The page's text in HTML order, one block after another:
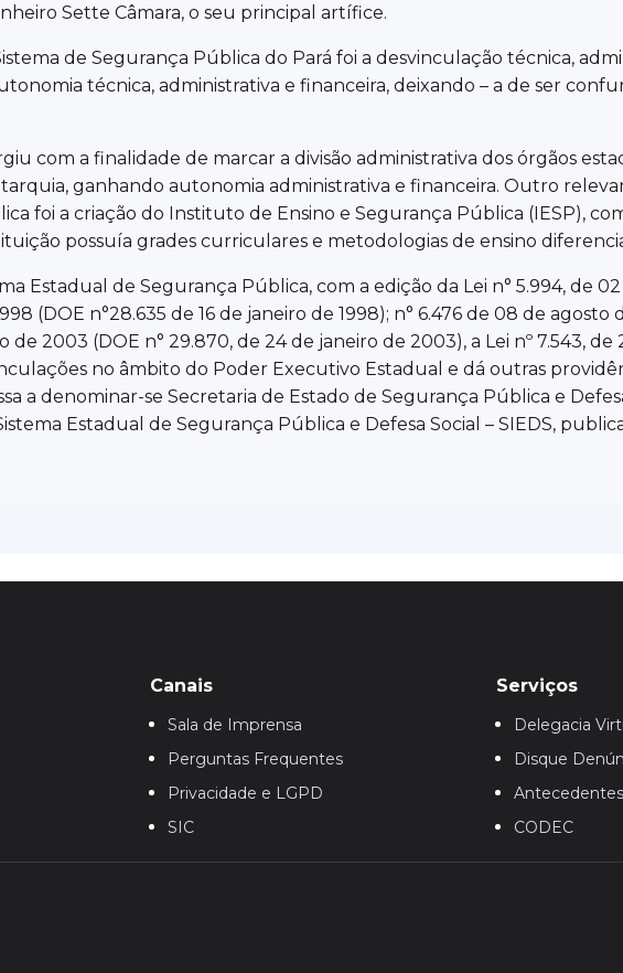
Sette Câmara, o seu principal artífice.
de Segurança Pública do Pará foi a desvinculação técnica,
técnica, administrativa e financeira, deixando – a de ser
com a finalidade de marcar a divisão administrativa dos órgãos
ganhando autonomia administrativa e financeira. Outro
foi a criação do Instituto de Ensino e Segurança Pública (IESP),
possuía grades curriculares e metodologias de ensino
Estadual de Segurança Pública, com a edição da Lei n° 5.994, de
(DOE n°28.635 de 16 de janeiro de 1998); n° 6.476 de 08 de agosto
2003 (DOE n° 29.870, de 24 de janeiro de 2003), a Lei nº 7.543, de
no âmbito do Poder Executivo Estadual e dá outras
a denominar-se Secretaria de Estado de Segurança Pública e
Estadual de Segurança Pública e Defesa Social – SIEDS,
Canais
Sala de Imprensa
Perguntas Frequentes
Privacidade e LGPD
SIC
Serviços
Delegacia
Disque
Antecedentes
CODEC